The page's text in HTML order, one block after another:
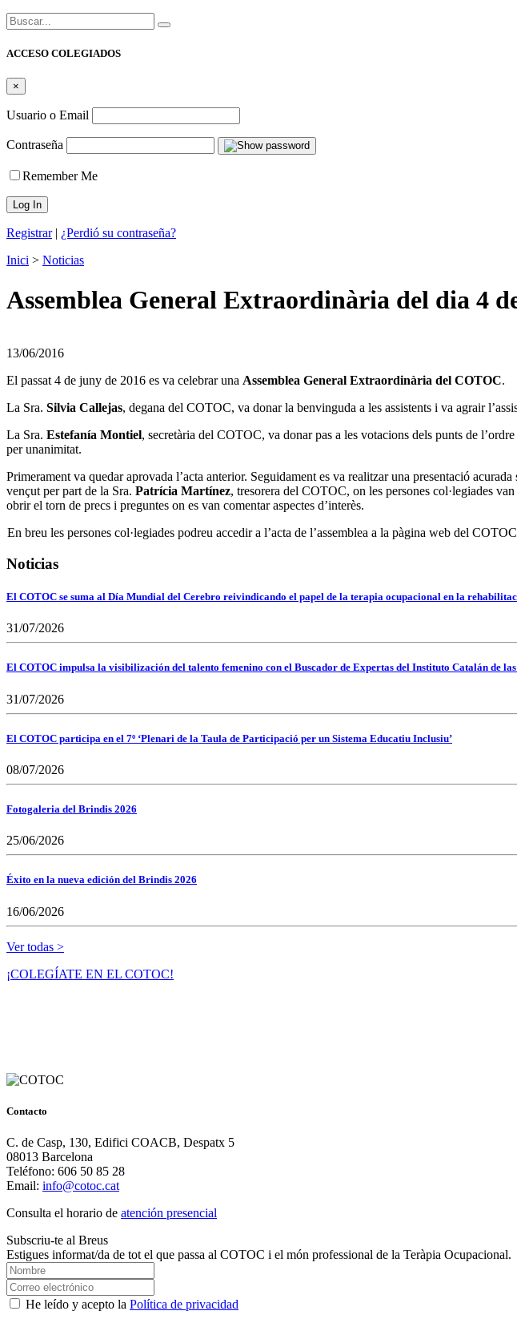
Buscar:
ACCESO COLEGIADOS
×
Usuario o Email
Contraseña
Remember Me
Registrar| ¿Perdió su contraseña?
Inici > Noticias
Assemblea General Extraordinària del dia 4
13/06/2016
El passat 4 de juny de 2016 es va celebrar una Assemblea General Extraordinària del COTOC.
La Sra. Silvia Callejas, degana del COTOC, va donar la benvinguda a les assistents i va agrair
La Sra. Estefanía Montiel, secretària del COTOC, va donar pas a les votacions dels punts de
per unanimitat.
Primerament va quedar aprovada l’acta anterior. Seguidament es va realitzar una presentació
vençut per part de la Sra. Patrícia Martínez, tresorera del COTOC, on les persones col·legiades
obrir el torn de precs i preguntes on es van comentar aspectes d’interès.
En breu les persones col·legiades podreu accedir a l’acta de l’assemblea a la pàgina web del
Noticias
El COTOC se suma al Día Mundial del Cerebro reivindicando el papel de la terapia ocupacional en la
31/07/2026
El COTOC impulsa la visibilización del talento femenino con el Buscador de Expertas del Instituto Catalán de
31/07/2026
El COTOC participa en el 7º ‘Plenari de la Taula de Participació per un Sistema Educatiu Inclusiu’
08/07/2026
Fotogaleria del Brindis 2026
25/06/2026
Éxito en la nueva edición del Brindis 2026
16/06/2026
Ver todas >
¡COLEGÍATE EN EL COTOC!
Contacto
C. de Casp, 130, Edifici COACB, Despatx 5
08013 Barcelona
Teléfono: 606 50 85 28
Email: info@cotoc.cat
Consulta el horario de atención presencial
Subscriu-te al Breus
Estigues informat/da de tot el que passa al COTOC i el món professional de la Teràpia Ocupacional.
He leído y acepto la Política de privacidad